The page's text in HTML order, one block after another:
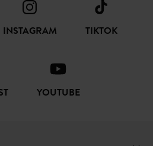
INSTAGRAM TIKTOK
YOUTUBE